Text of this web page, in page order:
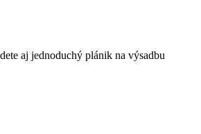
aj jednoduchý plánik na výsadbu